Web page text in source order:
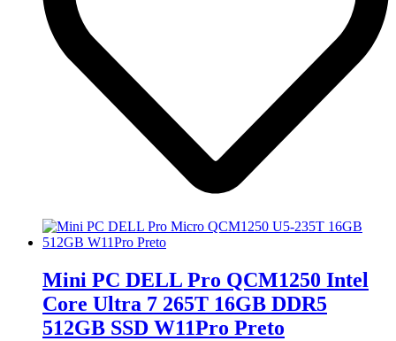
Mini PC DELL Pro QCM1250 Intel
Core Ultra 7 265T 16GB DDR5
512GB SSD W11Pro Preto